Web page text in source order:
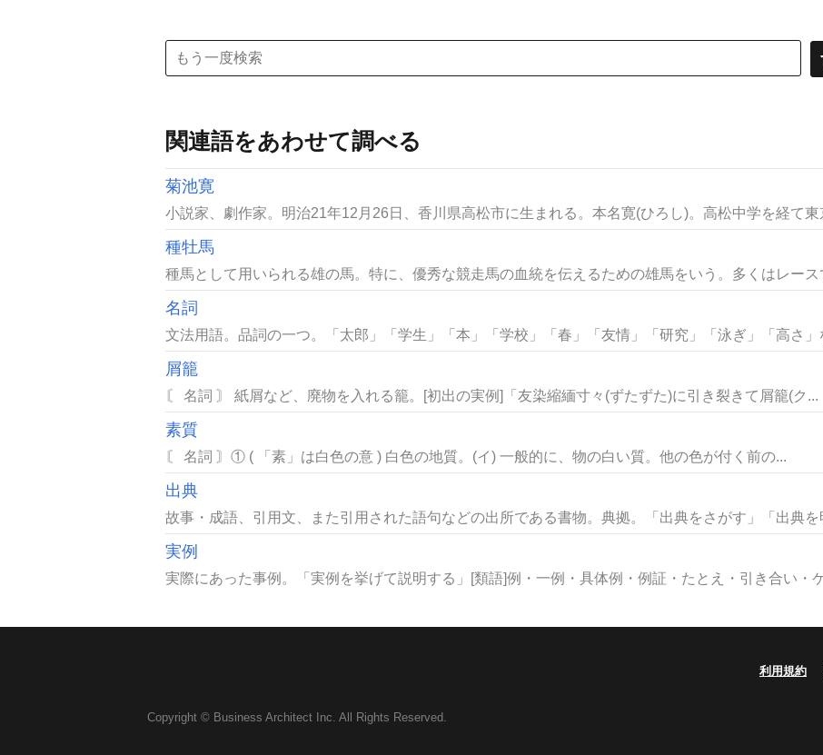
関連語をあわせて調べる
菊池寛
小説家、劇作家。明治21年12月26日、香川県高松市に生まれる。本名寛(ひろし)。高松中学を経て東
種牡馬
種馬として用いられる雄の馬。特に、優秀な競走馬の血統を伝えるための雄馬をいう。多くはレース
名詞
文法用語。品詞の一つ。「太郎」「学生」「本」「学校」「春」「友情」「研究」「泳ぎ」「高さ」
屑籠
〘 名詞 〙 紙屑など、廃物を入れる籠。[初出の実例]「友染縮緬寸々(ずたずた)に引き裂きて屑籠(ク...
素質
〘 名詞 〙① ( 「素」は白色の意 ) 白色の地質。(イ) 一般的に、物の白い質。他の色が付く前の...
出典
故事・成語、引用文、また引用された語句などの出所である書物。典拠。「出典をさがす」「出典を
実例
実際にあった事例。「実例を挙げて説明する」[類語]例・一例・具体例・例証・たとえ・引き合い・ケ
利用規約
Copyright © Business Architect Inc. All Rights Reserved.